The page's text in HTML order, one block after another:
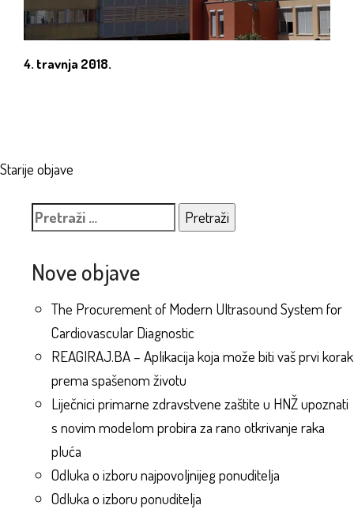
4. travnja 2018.
Navigacija
objava
Starije objave
Pretraži:
Nove objave
The Procurement of Modern Ultrasound System for
Cardiovascular Diagnostic
REAGIRAJ.BA – Aplikacija koja može biti vaš prvi korak
prema spašenom životu
Liječnici primarne zdravstvene zaštite u HNŽ upoznati
s novim modelom probira za rano otkrivanje raka
pluća
Odluka o izboru najpovoljnijeg ponuditelja
Odluka o izboru ponuditelja